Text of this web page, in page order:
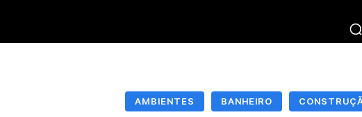
AMBIENTES BANHEIRO